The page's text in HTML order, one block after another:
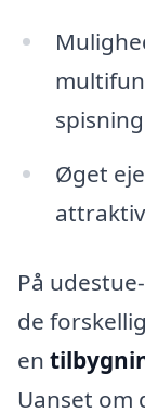
Øget
På
de
en
Uanset om